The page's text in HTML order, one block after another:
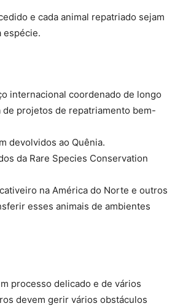
e cada animal repatriado sejam
espécie.
internacional coordenado de longo
de projetos de repatriamento bem-
devolvidos ao Quênia.
da Rare Species Conservation
na América do Norte e outros
esses animais de ambientes
processo delicado e de vários
devem gerir vários obstáculos